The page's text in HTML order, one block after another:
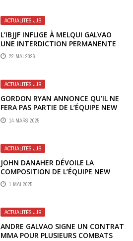
ACTUALITÉS JJB
L’IBJJF INFLIGE À MELQUI GALVAO
UNE INTERDICTION PERMANENTE
AU MILIEU DE RÉCENTES
ALLÉGATIONS
22 MAI 2026
ACTUALITÉS JJB
GORDON RYAN ANNONCE QU’IL NE
FERA PAS PARTIE DE L’ÉQUIPE NEW
WAVE AU CJI 2
14 MARS 2025
ACTUALITÉS JJB
JOHN DANAHER DÉVOILE LA
COMPOSITION DE L’ÉQUIPE NEW
WAVE JIU-JITSU POUR LE CJI 2
1 MAI 2025
ACTUALITÉS JJB
ANDRE GALVAO SIGNE UN CONTRAT
MMA POUR PLUSIEURS COMBATS